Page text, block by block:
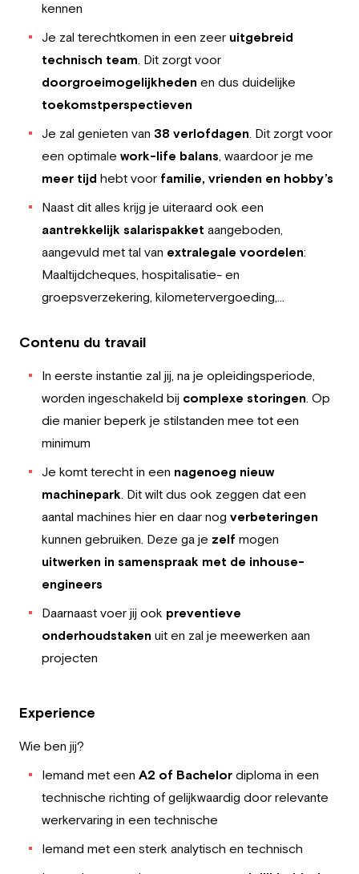
kennen
Je zal terechtkomen in een zeer uitgebreid
technisch team. Dit zorgt voor
doorgroeimogelijkheden en dus duidelijke
toekomstperspectieven
Je zal genieten van 38 verlofdagen. Dit zorgt voor
een optimale work-life balans, waardoor je me
meer tijd hebt voor familie, vrienden en hobby’s
Naast dit alles krijg je uiteraard ook een
aantrekkelijk salarispakket aangeboden,
aangevuld met tal van extralegale voordelen:
Maaltijdcheques, hospitalisatie- en
groepsverzekering, kilometervergoeding,…
Contenu du travail
In eerste instantie zal jij, na je opleidingsperiode,
worden ingeschakeld bij complexe storingen. Op
die manier beperk je stilstanden mee tot een
minimum
Je komt terecht in een nagenoeg nieuw
machinepark. Dit wilt dus ook zeggen dat een
aantal machines hier en daar nog verbeteringen
kunnen gebruiken. Deze ga je zelf mogen
uitwerken in samenspraak met de inhouse-
engineers
Daarnaast voer jij ook preventieve
onderhoudstaken uit en zal je meewerken aan
projecten
Experience
Wie ben jij?
Iemand met een A2 of Bachelor diploma in een
technische richting of gelijkwaardig door relevante
werkervaring in een technische
Iemand met een sterk analytisch en technisch